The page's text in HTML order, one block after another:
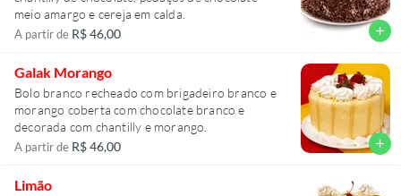
meio amargo e cereja em calda.
A partir de R$ 46,00 add
Galak Morango
Bolo branco recheado com brigadeiro branco e
morango coberta com chocolate branco e
decorada com chantilly e morango.
A partir de R$ 46,00 add
Limão